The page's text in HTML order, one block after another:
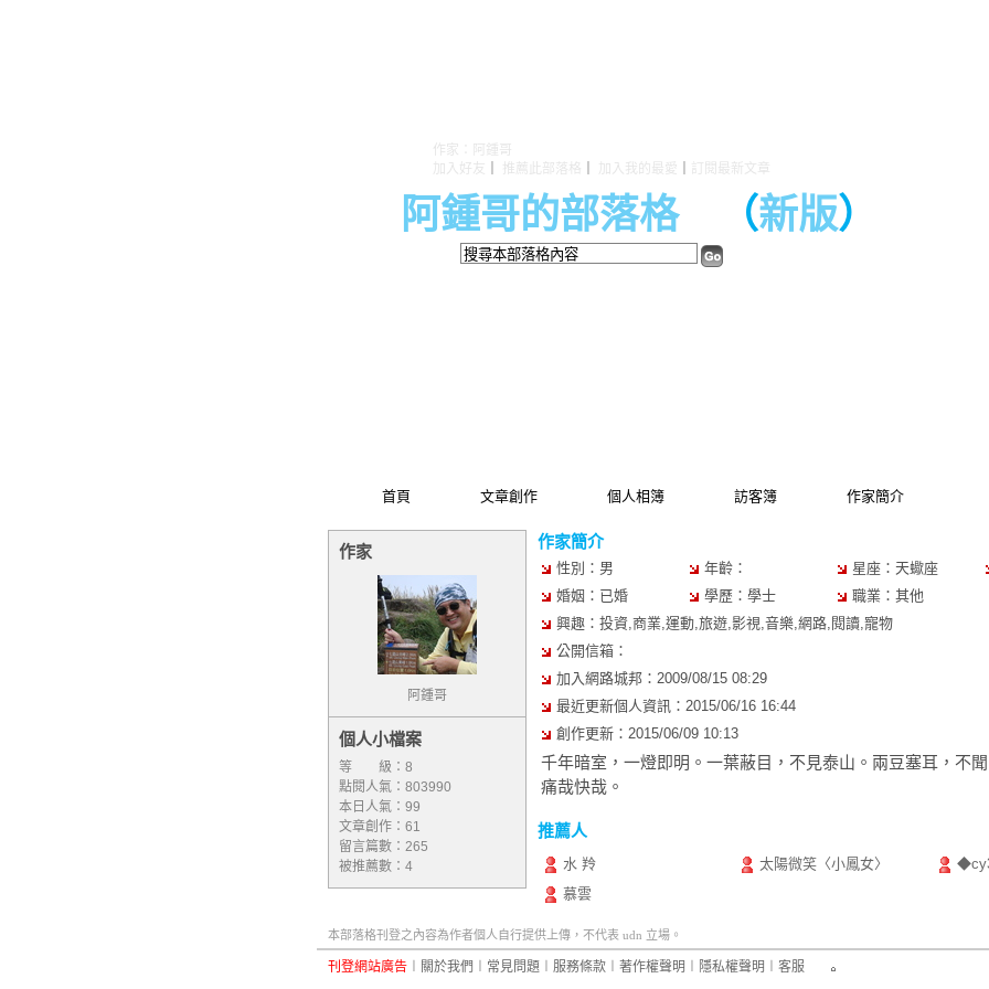
阿鍾哥的部落格（新版）
首頁 文章創作 個人相簿 訪客簿 作家簡介
加入好友 推薦此部落格 加入我的最愛 訂閱最新文章
作家：阿鍾哥
作家
阿鍾哥
個人小檔案
等 級：8
點閱人氣：803990
本日人氣：99
文章創作：61
留言篇數：265
被推薦數： 4
作家簡介
性別：男 年齡：
星座：天蠍座
婚姻：已婚
學歷：學士
職業：其他
興趣：投資,商業,運動,旅遊,影視,音樂,網路,閱讀,寵物
公開信箱：
加入網路城邦：2009/08/15 08:29
最近更新個人資訊：2015/06/16 16:44
創作更新：2015/06/09 10:13
千年暗室，一燈即明。一葉蔽目，不見泰山。兩豆塞耳，不
痛哉快哉。
推薦人
水 羚 太陽微笑〈小鳳女〉
慕雲
本部落格刊登之內容為作者個人自行提供上傳，不代表 udn 立場。
刊登網站廣告 關於我們 常見問題 服務條款 著作權聲明 隱私權聲明 客服